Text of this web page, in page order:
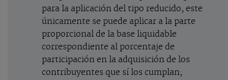
para la aplicación del tipo reducido, este
únicamente se puede aplicar a la parte
proporcional de la base liquidable
correspondiente al porcentaje de
participación en la adquisición de los
contribuyentes que sí los cumplan;